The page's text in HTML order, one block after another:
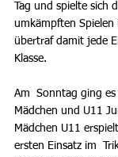
Tag und spielte sich
umkämpften Spielen
übertraf damit jede
Klasse.
Am  Sonntag ging
Mädchen und U11
Mädchen U11
ersten Einsatz im